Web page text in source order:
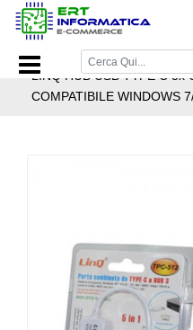
Home Page/Notebook e
LINQ HUB USB TYPE C 3x
COMPATIBILE WINDOWS